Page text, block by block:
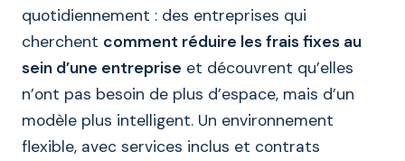
quotidiennement : des entreprises qui
cherchent comment réduire les frais fixes au
sein d’une entreprise et découvrent qu’elles
n’ont pas besoin de plus d’espace, mais d’un
modèle plus intelligent. Un environnement
flexible, avec services inclus et contrats